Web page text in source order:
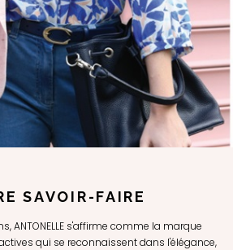
SAVOIR-FAIRE
ANTONELLE s'affirme comme la marque
qui se reconnaissent dans l'élégance,